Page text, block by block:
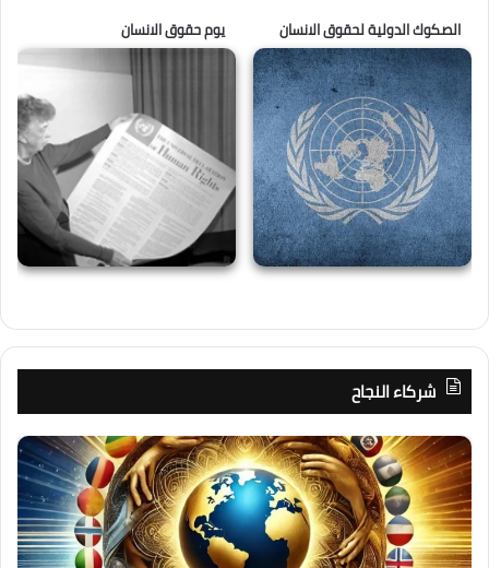
الصكوك الدولية لحقوق الانسان يوم حقوق الانسان
شركاء النجاح